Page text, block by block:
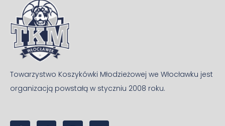
Towarzystwo Koszykówki Młodzieżowej we Włocławku jest
organizacją powstałą w styczniu 2008 roku.